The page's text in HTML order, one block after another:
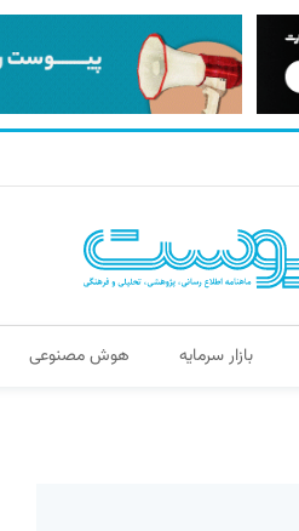
بازار سرمایه هوش مصنوعی